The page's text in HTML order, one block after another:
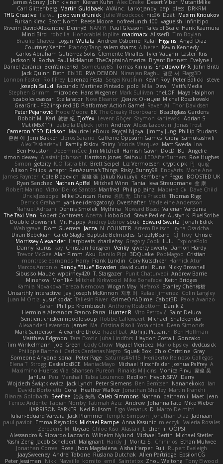
James Abney John kivinen Kieran Kuhn Alec Drake Desert Viber MutantMike
Carl Glittenberg Martin Guldbaek AVAinc. Lariotjandy papi bless DRKRM
THG Creative lia wu joop van drunick Julie Woodcock nic96 Dzät Maxim Krioukov
Furkan Kirac Scott North Reese Moore nofreelunch 100 vagueish Infinitipo
Riverin David-Alexandre DennyB NAN YI Paul Gleason Tales of Scale Hank Kaamura
Mind Bird
robzilla HonorableHoplite madmacx AlisserB Tim Boylan
Braulio Chavez
Logan Wutata Andrew Osborne Rafal Higgins Angel Diaz
Courtney Xenith Francky Tang salem shams Alheren Kevin Kennedy
Carlos Abraham Gutiérrez Solis Clemente Miralles Tyler Vaughn Laster Kris
Jackson N. Rocha Paul McManus TheCaptainAmerica Bryant Bennett Evelyne I
Dániel Zarándi BenYanken69 SomeGuyBS Tomas Kiniulis ShadowolfVFX John Britti
Jack Quinn Beth Ebi3D RVA DEMON Niranjan Raghu 경문 서 Flagg3D
Lonnon Foster Rolf Frey Lorenzo Festa Sergei Krutihin Kevin Roy Peter Balicki steve
Joseph Salud
Facundo Martinez Pintado polo Mila Dewi
Matt's Media
Stephen Grimm
microdee Hans Wegener Mark Sullivan theLOF Maya Halphon
szabolcs csaszar Stellarator Now Eleanor Денис Оницев Michał Roszkowski
GearGrit - PS2 inspired 3D Platformer Action Game! Raven Ai Thor Davidsen
Peter Pejanović Hope Moore EK The Creaky Floorboard Beachglass Gardens
Bobbit M. Karl 敦智 紀 Tjoffex Levent Göçer Szymon Kaniewski Adrian S
Mat (M5X11) Izabella Dębek john Andrew Alexis Lazootin
Jonas Trost
Cameron 'CSD' Dickson Maurice LeDoux Fayçal Njoya Jimmy Jung Phillip Studans
준현 이 Jorn Bakker Lloros Sarano Caffeine Oppsum Games Giorgi Samukashvili
Alex Tsiskarishvili Family Rislov Shiny Vonda Marquez Matt Sweda Ina
Ben Houston
DeeEmmCee Jim Mitchell Hamish Gawn DocD Bu Angelie
simon dewey Alastair Johnson Harrison Jones Saihou LEDAfterBurners Roe Hughes
Simon getzity K.O Tsitra Eht Brett Seipel Liz Vermoesen cryptic pk PJ quig
Allison Philips anaptr RenAzuma's Things Risky_Bunny98 EndyArts Mone Ane
James Paynter Cole Blazevich 家維 張 Jakub Kukuryk Kemberlyn Pegus BOOSTED UK
Ryan Sanchez Nathan Apffel Mitchell Winn Tania Ieva Straupmane 金 康
Robert Marino Victor De los Santos Manfred Philipp Jainz Марина Ск Dave Child
UncleJesseppe Mike Duncan Rene 名氏 无 Chris Priscott Thomas Rigg
Derrick Graham yankee (derogatory) Overshafter Madeleine Andersson
Nahuel Adreani Dennis Smolek Mythina Noward Beast Valerian Vardania
The Taxi Man Robert Contreras Azerta HoboGod Steve Pedler Austyn K PixelScribe
Double Downshift Mr. Happy Andrey Lebrov sbuk Edward Swartz
Jonah Edick
Wahrgrave Dom Guerrera Jazza N_COUNTER Artem Beitsch
Iryna Osadcha
Diran Bebekian Caleb Slagle Baptiste Belmudes GrizzlyBeard CJ Troy Chrisie
Morrissey Alexander Harpbeats charliehsy Gregory Cook Lulu
ExplorePolo
Danny Taurus kay Christian Forsgren Venky qwerty qwerty Damon Hardy
Trevor McGee Alan Pimm Aku Danilo Pipi 3DQuake PooMagoo Cristian
montrose edmonds Harry Frank Lundin Cory Kutschker Harnick Atur
Marcos Antonio Randy "Blue" Bowden david curiel Rune Nicky Brownell
Sibusiso Mauze wpbirney420 T. Stargazer Punit Chaturvedi Andrew Barrie
Minehow Mon1k4 Mitchell Kirkwood Mike Bonafede Keith Bridges
Kamila Novakova Tereza Nemcova Wogan May NefaroX Stanley Chen榕樹
Unearthly Interactive Jay Joseph McKinnon 지후 이 Rafael Jimenez
Colin Langley
Juan M Ortiz yusuf kodat Taliesin River GrimeOnADime Cabot3D Paola Avanzo
Sarah Philipp Krombusch Anthony Rosbottom Danik Z
Herminia Alexandra Franco Parra Hunter R Vito Petrović Saint Deluca
Sentient chicken noodle soup Robbe Callewaert Michael Shalekendar
Alexander Levenson James Ma. Cristina Risoli Yota chiba Dean Simonds
Mark Sanderson Alexandre Lhote hazel bat Abhijit Prasanth Ben Hoffman
Matthew Edgmon Tara Exotic Juha Lindfors Haydon Costall Gonzako
Tim Winkelmann
Joel Green Cody Chow Miguel Mendez Mario Epsley dvdcusick
Philippe Bartholi Carlos Cardenas Negro Squak Box Chlo Christine Gray
Someone Anyone sonal Peter Page Saturnis#6115 Heriberto Reinoso Gallegos
Elena T Strogg DaskalosBCE ManiacMayo Michael Hirschfelder Joshua Palfrey A
Maximino Huertas Vila Shansen Pureon Rinalds Miļicins Monica Pirvu 家俊 吴
Jahluu
Paul Marshall Tabia Lourenco Redlion HeyoNSFW Darry
Wojciech Świątkiewicz Jack Lynch Peter Siemens Ben Berntsen Nananekoko Ian
Davide Bortoletti Coral Heather Walker Jonathan Shelley Martín Franchi
Bianca Goldbach Beefree 治英 矢島 Caleb Simmons Nathan baitham i Maet Jean
Fenice Ardente Fabian Norrby Fatimah Aziz Andrew Johanna Fate Mike Weber
HARRISON PARKER Ned Fullsom Ergo Venatus D Marco De mitri
Iulian-Eduard Varvara Jack Plummer Temple Simpson Jonathan Diaz Jadriaan
paul paviot Emma Reynolds Michael Rampe Anna Kasunic mleczyk Valeria Rosales
ZerozenSFM tbycae Chloe Kiso Alastair JL chen li
OOPS!
Alessandro & Riccardo Lazzarin Wilhelm Nylund Michael Bertin Michael Stetler
Yashi Zeng Jacob Schelbert Malignant Hardy J Moritz S. Chihirios Ethan Mulwee
Jonathan Correa
Rose Jhon Magdalena Aisha Harper Fuji
Rupert Eveleigh
JaaySweeney Andrei Tabone Ruslana Dutchak Allen Partridge EpsilonCG
Peter Jessiman
Nikki Navaille komito emil Saintetixx Zhou Weitong Tony Elwood